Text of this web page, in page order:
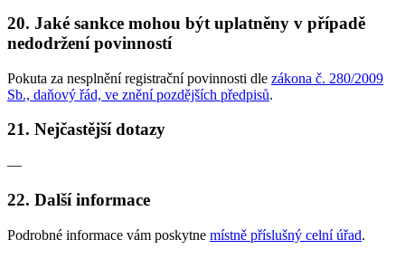
20. Jaké sankce mohou být uplatněny v případě
nedodržení povinností
Pokuta za nesplnění registrační povinnosti dle zákona č. 280/2009
Sb., daňový řád, ve znění pozdějších předpisů.
21. Nejčastější dotazy
—
22. Další informace
Podrobné informace vám poskytne místně příslušný celní úřad.